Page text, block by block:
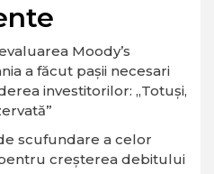
Moody’s
a făcut pașii necesari
investitorilor: „Totuși,
scufundare a celor
creşterea debitului